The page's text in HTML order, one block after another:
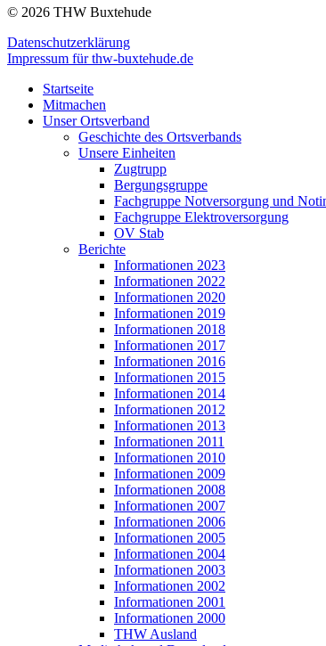
© 2026 THW Buxtehude
Datenschutzerklärung
Impressum für thw-buxtehude.de
Startseite
Mitmachen
Unser Ortsverband
Geschichte des Ortsverbands
Unsere Einheiten
Zugtrupp
Bergungsgruppe
Fachgruppe Notversorgung und
Fachgruppe Elektroversorgung
OV Stab
Berichte
Informationen 2023
Informationen 2022
Informationen 2020
Informationen 2019
Informationen 2018
Informationen 2017
Informationen 2016
Informationen 2015
Informationen 2014
Informationen 2012
Informationen 2013
Informationen 2011
Informationen 2010
Informationen 2009
Informationen 2008
Informationen 2007
Informationen 2006
Informationen 2005
Informationen 2004
Informationen 2003
Informationen 2002
Informationen 2001
Informationen 2000
THW Ausland